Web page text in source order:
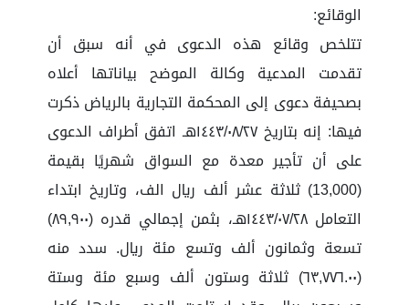
الوقائع:
تتلخص وقائع هذه الدعوى في أنه سبق أن
تقدمت المدعية وكالة الموضح بياناتها أعلاه
بصحيفة دعوى إلى المحكمة التجارية بالرياض ذكرت
فيها: إنه بتاريخ ١٤٤٣/٠٨/٢٧هـ اتفق أطراف الدعوى
على أن تأجير معدة مع السواق شهريًا بقيمة
(13,000) ثلاثة عشر ألف ريال الف، وتاريخ ابتداء
التعامل ١٤٤٣/٠٧/٢٨هـ، بثمن إجمالي قدره (٨٩,٩٠٠)
تسعة وثمانون ألف وتسع مئة ريال. سدد منه
(٦٣,٧٧٦.٠٠) ثلاثة وستون ألف وسبع مئة وستة